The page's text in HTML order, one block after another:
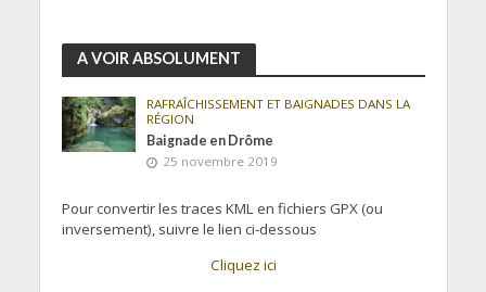
A VOIR ABSOLUMENT
RAFRAÎCHISSEMENT ET BAIGNADES DANS LA
RÉGION
Baignade en Drôme
25 novembre 2019
Pour convertir les traces KML en fichiers GPX (ou
inversement), suivre le lien ci-dessous
Cliquez ici